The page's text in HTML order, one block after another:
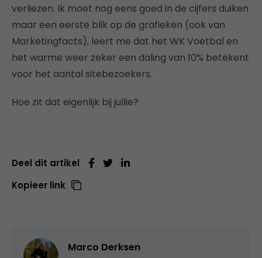
verliezen. Ik moet nog eens goed in de cijfers duiken
maar een eerste blik op de grafieken (ook van
Marketingfacts), leert me dat het WK Voetbal en
het warme weer zeker een daling van 10% betekent
voor het aantal sitebezoekers.
Hoe zit dat eigenlijk bij jullie?
Deel dit artikel
Kopieer link
Marco Derksen